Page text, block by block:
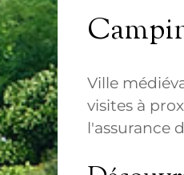
Ville
visites à
l'assurance